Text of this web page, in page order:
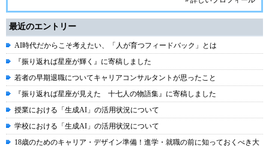
最近のエントリー
AI時代だからこそ考えたい、「人が育つフィードバック」とは
『振り返れば星座が輝く』に寄稿しました
若者の早期退職についてキャリアコンサルタントが思ったこと
『振り返れば星座が見えた 十七人の物語集』に寄稿しました
授業における「生成AI」の活用状況について
学校における「生成AI」の活用状況について
18歳のためのキャリア・デザイン準備！進学・就職の前に知っておくべき大